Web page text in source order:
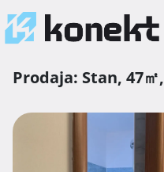
Prodaja: Stan, 47㎡,